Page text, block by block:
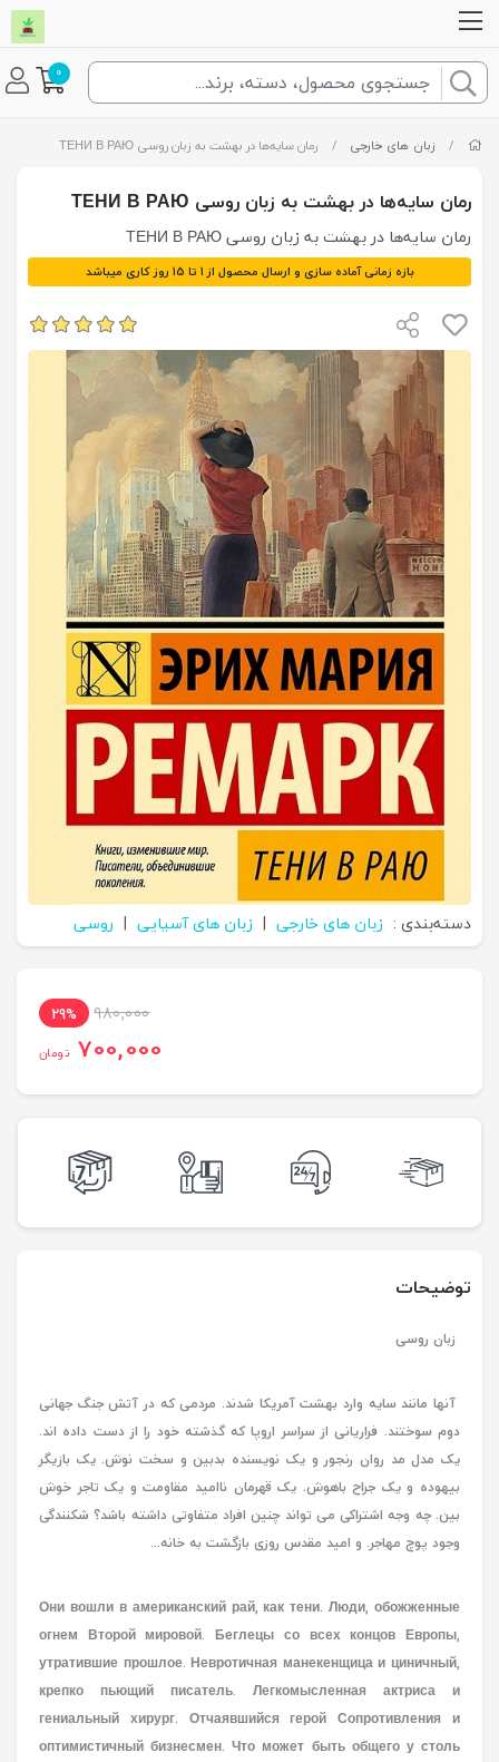
0
/ زبان های خارجی / رمان سایه‌ها در بهشت به زبان روسی ТЕНИ В РАЮ
رمان سایه‌ها در بهشت به زبان روسی ТЕНИ В РАЮ
رمان سایه‌ها در بهشت به زبان روسی ТЕНИ В РАЮ
بازه زمانی آماده سازی و ارسال محصول از 1 تا 15 روز کاری میباشد
دسته‌بندی : زبان های خارجی | زبان های آسیایی | روسی
980,000
29%
700,000 تومان
توضیحات
زبان روسی
آنها مانند سایه وارد بهشت آمریکا شدند. مردمی که در آتش جنگ جهانی
دوم سوختند. فراریانی از سراسر اروپا که گذشته خود را از دست داده اند.
یک مدل مد روان رنجور و یک نویسنده بدبین و سخت نوش. یک بازیگر
بیهوده و یک جراح باهوش. یک قهرمان ناامید مقاومت و یک تاجر خوش
بین. چه وجه اشتراکی می تواند چنین افراد متفاوتی داشته باشد؟ شکنندگی
وجود پوچ مهاجر. و امید مقدس روزی بازگشت به خانه...
Они вошли в американский рай, как тени. Люди, обожженные
огнем Второй мировой. Беглецы со всех концов Европы,
утратившие прошлое. Невротичная манекенщица и циничный,
крепко пьющий писатель. Легкомысленная актриса и
гениальный хирург. Отчаявшийся герой Сопротивления и
оптимистичный бизнесмен. Что может быть общего у столь